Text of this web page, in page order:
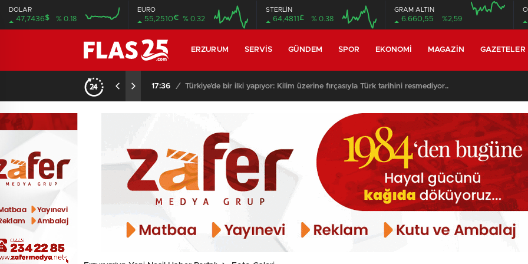
DOLAR
47,7436$ % 0.18
EURO
55,2510€ % 0.32
STERLİN
64,4811 £ % 0.38
GRAM ALTIN
6.660,55 %2,59
ERZURUM SERVIS GÜNDEM SPOR EKONOMI MAGAZIN GAZETELER
17:26 / Erzurumspor FK’nın Süper Lig’de ilk 3 hafta maç programı..